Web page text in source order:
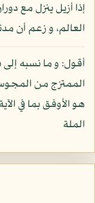
إذا أزيل ينزل مع
العالم، و زعم أن
أقول: و ما نسبه
الممتزج من
هو الأوفق بما في
الملة